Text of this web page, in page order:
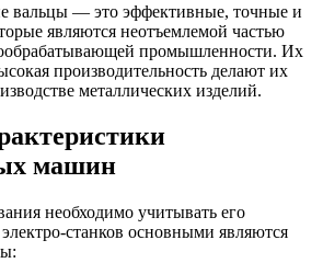
вальцы — это эффективные, точные и
являются неотъемлемой частью
промышленности. Их
производительность делают их
металлических изделий.
машин
необходимо учитывать его
станков основными являются